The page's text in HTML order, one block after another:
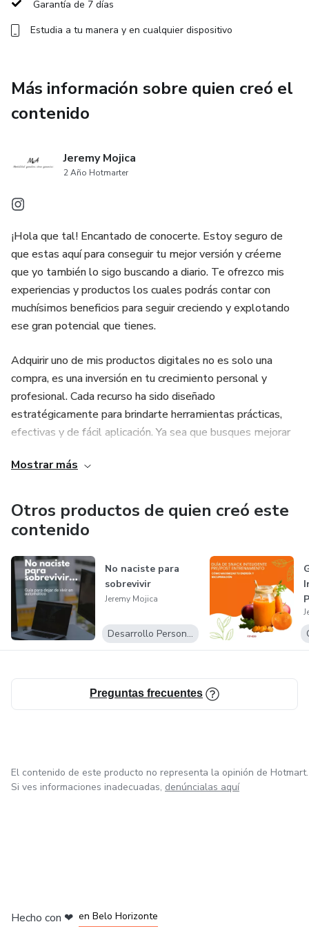
Garantía de 7 días
Estudia a tu manera y en cualquier dispositivo
Más información sobre quien creó el
contenido
Jeremy Mojica
2 Año Hotmarter
¡Hola que tal! Encantado de conocerte. Estoy seguro de
que estas aquí para conseguir tu mejor versión y créeme
que yo también lo sigo buscando a diario. Te ofrezco mis
experiencias y productos los cuales podrás contar con
muchísimos beneficios para seguir creciendo y explotando
ese gran potencial que tienes.
Adquirir uno de mis productos digitales no es solo una
compra, es una inversión en tu crecimiento personal y
profesional. Cada recurso ha sido diseñado
estratégicamente para brindarte herramientas prácticas,
efectivas y de fácil aplicación. Ya sea que busques mejorar
extra, aquí encontrarás soluciones reales que puedes poner
digitales, accedes a contenido de valor disponible 24/7, sin
límites geográficos, sin envíos ni demoras. Ahorras tiempo,
dinero y evitas complicaciones.
Mostrar más
Otros productos de quien creó este
contenido
No naciste para
sobrevivir
Jeremy Mojica
Desarrollo Personal
Preguntas frecuentes
El contenido de este producto no representa la opinión de Hotmart.
Si ves informaciones inadecuadas, denúncialas aquí
Hecho con ❤ en Belo Horizonte